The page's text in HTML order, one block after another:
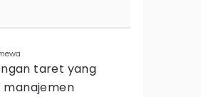
taret yang
manajemen